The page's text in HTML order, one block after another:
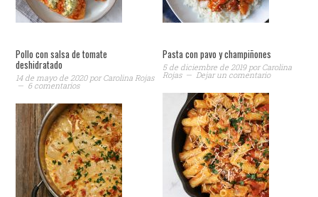
Pollo con salsa de tomate
deshidratado
14 de mayo de 2020porCarolina Rojas
6 comentarios
Pasta con pavo y champiñones
5 de diciembre de 2019porCarolina
Rojas Dejar un comentario